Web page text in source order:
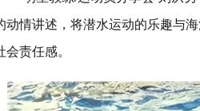
动情讲述，将潜水运动的乐趣与
会责任感。